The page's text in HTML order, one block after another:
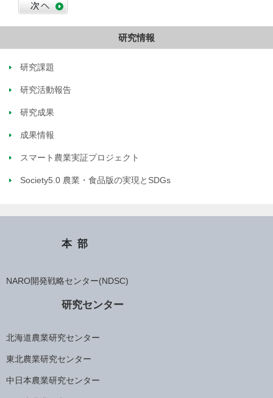
研究情報
研究課題
研究活動報告
研究成果
成果情報
スマート農業実証プロジェクト
Society5.0 農業・食品版の実現とSDGs
本部
NARO開発戦略センター(NDSC)
研究センター
北海道農業研究センター
東北農業研究センター
中日本農業研究センター